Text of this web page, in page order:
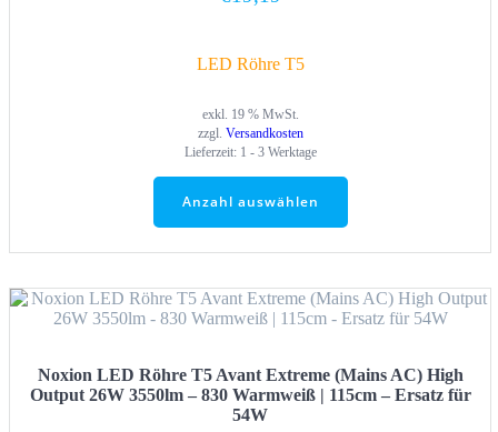
LED Röhre T5
exkl. 19 % MwSt.
zzgl. Versandkosten
Lieferzeit: 1 - 3 Werktage
Anzahl auswählen
Noxion LED Röhre T5 Avant Extreme (Mains AC) High
Output 26W 3550lm – 830 Warmweiß | 115cm – Ersatz für
54W